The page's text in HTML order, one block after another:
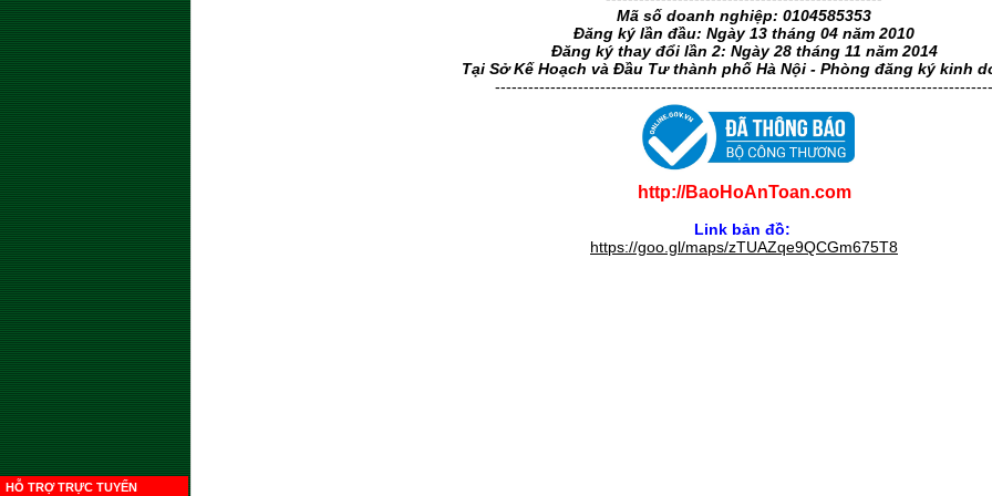
HỖ TRỢ TRỰC TUYẾN
Mã số doanh nghiệp: 0104585353
Đăng ký lần đầu: Ngày 13 tháng 04 năm 2010
Đăng ký thay đổi lần 2: Ngày 28 tháng 11 năm 2014
Tại Sở Kế Hoạch và Đầu Tư thành phố Hà Nội - Phòng đăng ký kinh
------------------------------------------------------------------------------------------
http://BaoHoAnToan.com
Link bản đồ:
https://goo.gl/maps/zTUAZqe9QCGm675T8